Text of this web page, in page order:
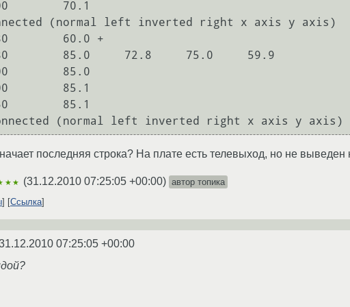
(normal left inverted right x axis y axis)
последняя строка? На плате есть телевыход, но не выведен
(31.12.2010 07:25:05 +00:00) автор топика
Ссылка
07:25:05 +00:00